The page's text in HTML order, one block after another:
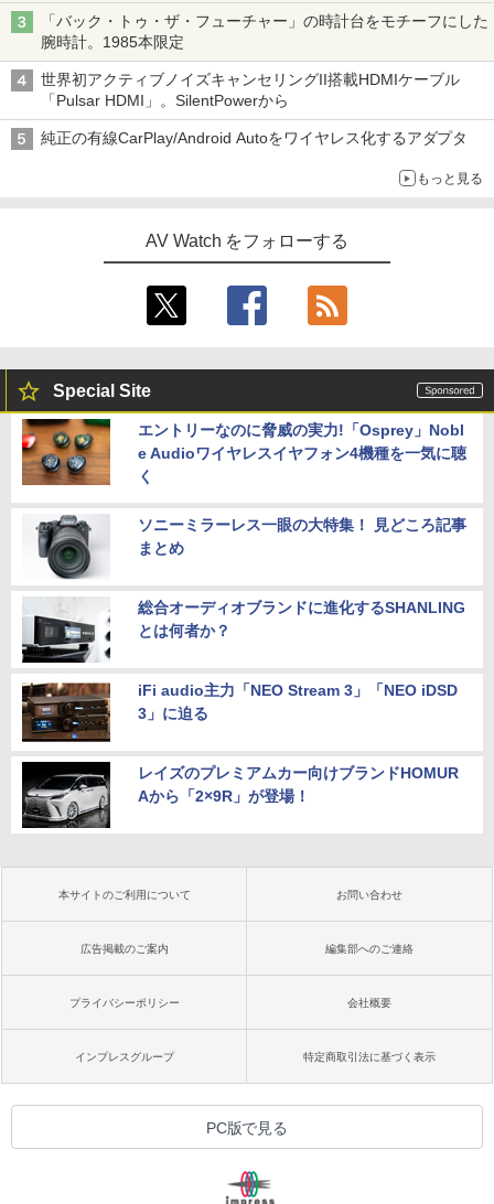
「バック・トゥ・ザ・フューチャー」の時計台をモチーフにした
腕時計。1985本限定
世界初アクティブノイズキャンセリングII搭載HDMIケーブル
「Pulsar HDMI」。SilentPowerから
純正の有線CarPlay/Android Autoをワイヤレス化するアダプタ
もっと見る
AV Watch をフォローする
Special Site
エントリーなのに脅威の実力!「Osprey」Nobl
e Audioワイヤレスイヤフォン4機種を一気に聴
く
ソニーミラーレス一眼の大特集！ 見どころ記事
まとめ
総合オーディオブランドに進化するSHANLING
とは何者か？
iFi audio主力「NEO Stream 3」「NEO iDSD
3」に迫る
レイズのプレミアムカー向けブランドHOMUR
Aから「2×9R」が登場！
本サイトのご利用について お問い合わせ
広告掲載のご案内 編集部へのご連絡
プライバシーポリシー 会社概要
インプレスグループ 特定商取引法に基づく表示
PC版で見る